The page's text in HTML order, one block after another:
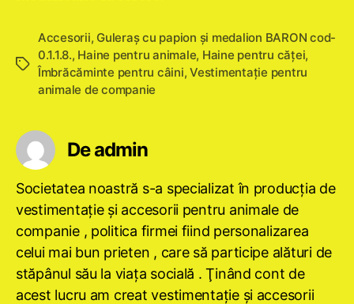
Etichete
Accesorii, Guleraș cu papion și medalion BARON cod-
0.1.1.8., Haine pentru animale, Haine pentru căţei,
Îmbrăcăminte pentru câini,Vestimentație pentru
animale de companie
De admin
Societatea noastră s-a specializat în producţia de
vestimentaţie şi accesorii pentru animale de
companie , politica firmei fiind personalizarea
celui mai bun prieten , care să participe alături de
stăpânul său la viaţa socială . Ţinând cont de
acest lucru am creat vestimentaţie şi accesorii